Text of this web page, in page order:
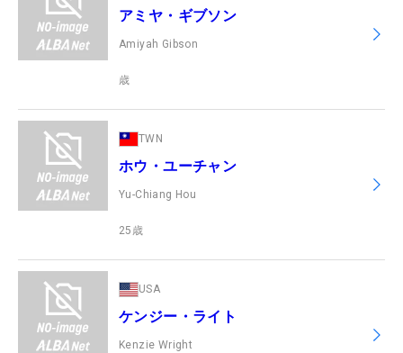
アミヤ・ギブソン
Amiyah Gibson
歳
TWN
ホウ・ユーチャン
Yu-Chiang Hou
25 歳
USA
ケンジー・ライト
Kenzie Wright